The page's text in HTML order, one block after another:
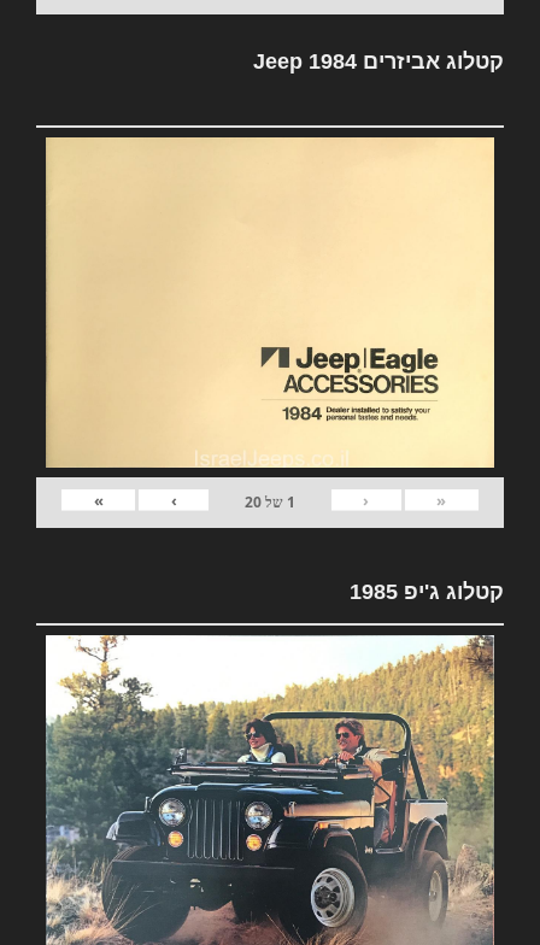
קטלוג אביזרים Jeep 1984
«
‹
1 של20
›
»
קטלוג ג'יפ 1985